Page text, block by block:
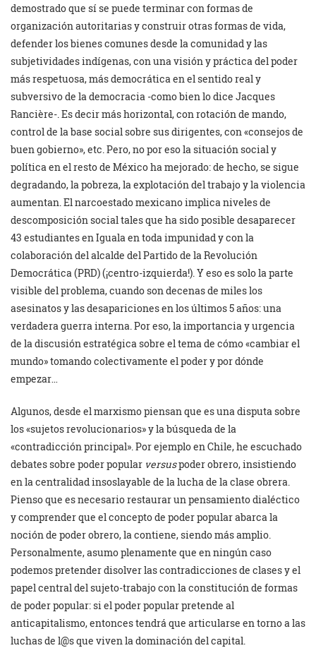
demostrado que sí se puede terminar con formas de
organización autoritarias y construir otras formas de vida,
defender los bienes comunes desde la comunidad y las
subjetividades indígenas, con una visión y práctica del poder
más respetuosa, más democrática en el sentido real y
subversivo de la democracia -como bien lo dice Jacques
Rancière-. Es decir más horizontal, con rotación de mando,
control de la base social sobre sus dirigentes, con «consejos de
buen gobierno», etc. Pero, no por eso la situación social y
política en el resto de México ha mejorado: de hecho, se sigue
degradando, la pobreza, la explotación del trabajo y la violencia
aumentan. El narcoestado mexicano implica niveles de
descomposición social tales que ha sido posible desaparecer
43 estudiantes en Iguala en toda impunidad y con la
colaboración del alcalde del Partido de la Revolución
Democrática (PRD) (¡centro-izquierda!). Y eso es solo la parte
visible del problema, cuando son decenas de miles los
asesinatos y las desapariciones en los últimos 5 años: una
verdadera guerra interna. Por eso, la importancia y urgencia
de la discusión estratégica sobre el tema de cómo «cambiar el
mundo» tomando colectivamente el poder y por dónde
empezar…
Algunos, desde el marxismo piensan que es una disputa sobre
los «sujetos revolucionarios» y la búsqueda de la
«contradicción principal». Por ejemplo en Chile, he escuchado
debates sobre poder popular versuspoder obrero, insistiendo
en la centralidad insoslayable de la lucha de la clase obrera.
Pienso que es necesario restaurar un pensamiento dialéctico
y comprender que el concepto de poder popular abarca la
noción de poder obrero, la contiene, siendo más amplio.
Personalmente, asumo plenamente que en ningún caso
podemos pretender disolver las contradicciones de clases y el
papel central del sujeto-trabajo con la constitución de formas
de poder popular: si el poder popular pretende al
anticapitalismo, entonces tendrá que articularse en torno a las
luchas de l@s que viven la dominación del capital.